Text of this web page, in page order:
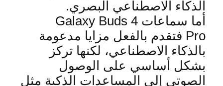
الذكاء الاصطناعي البصري.
أما سماعات Galaxy Buds 4
Pro فتقدم بالفعل مزايا مدعومة
بالذكاء الاصطناعي، لكنها تركز
بشكل أساسي على الوصول
الصوتي إلى المساعدات الذكية مثل